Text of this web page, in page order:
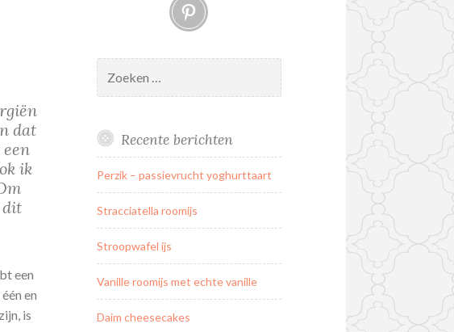
dat
ik
dit
een
en
is
naar:
Recente berichten
Perzik – passievrucht yoghurttaart
Stracciatella roomijs
Stroopwafel ijs
Vanille roomijs met echte vanille
Daim cheesecakes